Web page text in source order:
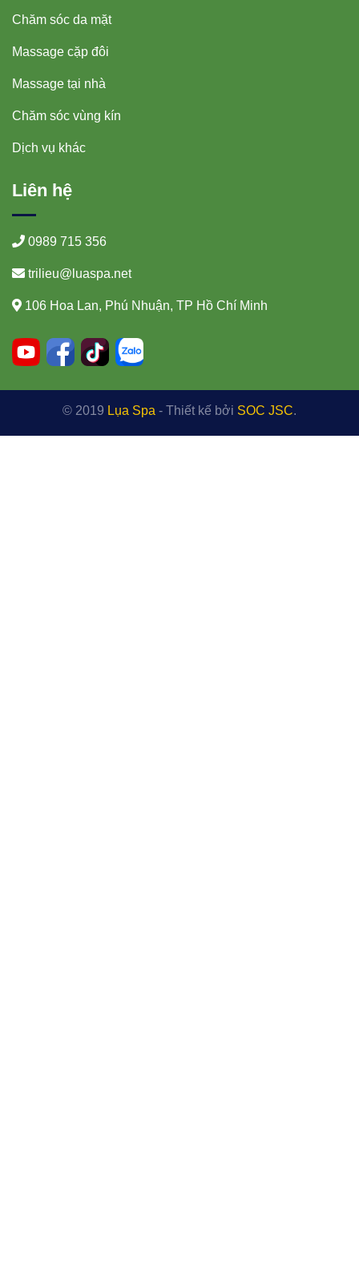
Chăm sóc da mặt
Massage cặp đôi
Massage tại nhà
Chăm sóc vùng kín
Dịch vụ khác
Liên hệ
0989 715 356
trilieu@luaspa.net
106 Hoa Lan, Phú Nhuận, TP Hồ Chí Minh
© 2019 Lụa Spa - Thiết kế bởi SOC JSC.